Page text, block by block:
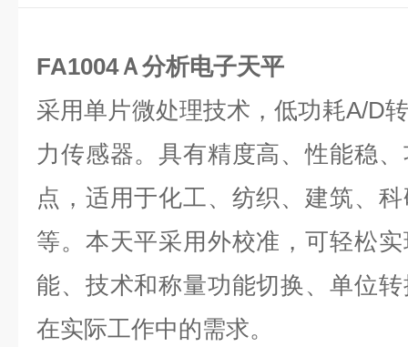
FA1004Ａ分析电子天平
采用单片微处理技术，低功耗A/D
力传感器。具有精度高、性能稳
点，适用于化工、纺织、建筑、
等。本天平采用外校准，可轻松
能、技术和称量功能切换、单位
在实际工作中的需求。